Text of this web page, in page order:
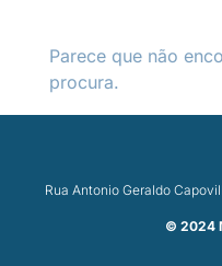
Parece que não
procura.
Rua Antonio Geraldo
© 2024